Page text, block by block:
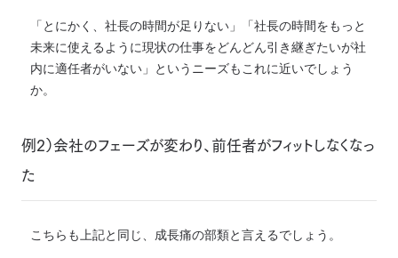
「とにかく、社長の時間が足りない」
「社長の時間をもっと
未来に使えるように現状の仕事をどんどん引き継ぎたいが社
内に適任者がいない」 というニーズもこれに近いでしょう
か。
例2）会社のフェーズが変わり、前任者がフィットしなくなっ
た
こちらも上記と同じ、成長痛の部類と言えるでしょう。